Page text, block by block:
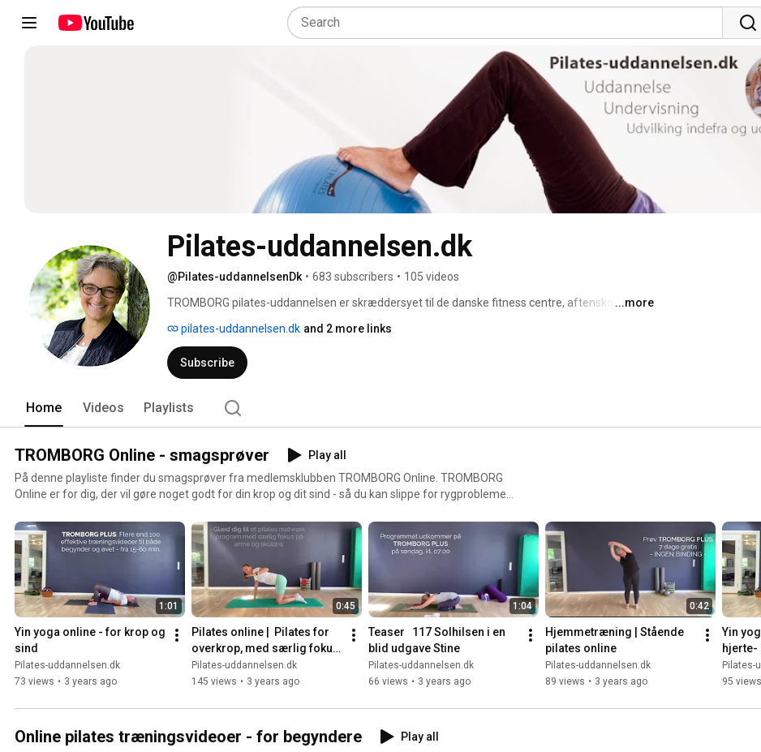
Pilates-uddannelsen.dk
@Pilates-uddannelsenDk • 683 subscribers • 105 videos
TROMBORG pilates-uddannelsen er skræddersyet til de danske fitness centre, aftenskoler og
...more
pilates-uddannelsen.dk and 2 more links
Subscribe
Home Videos Playlists
TROMBORG Online - smagsprøver
Play all
På denne playliste finder du smagsprøver fra medlemsklubben TROMBORG Online. TROMBORG
Online er for dig, der vil gøre noget godt for din krop og dit sind - så du kan slippe for rygproblemer,
træningsprogrammer, der løsner op for spændinger, opbygger styrke og smidighed og skaber ro i
sindet. Prorammerne ligger online på vores træningsplatform, og er tilgængelige på alle
tidspunkter af døgnet. Vi tilbyder undervisning, der er designet til at passe ind i en travl hverdag.
1:01
Yin yoga online - for krop og
sind
Pilates-uddannelsen.dk
73 views • 3 years ago
0:45
Pilates online |  Pilates for
overkrop, med særlig fokus
på arme og skuldre
Pilates-uddannelsen.dk
145 views • 3 years ago
1:04
Teaser   117 Solhilsen i en
blid udgave Stine
Pilates-uddannelsen.dk
66 views • 3 years ago
0:42
Hjemmetræning | Stående
pilates online
Pilates-uddannelsen.dk
89 views • 3 years ago
Yin
hjerte-
Pilates-
95 views
Online pilates træningsvideoer - for begyndere
Play all